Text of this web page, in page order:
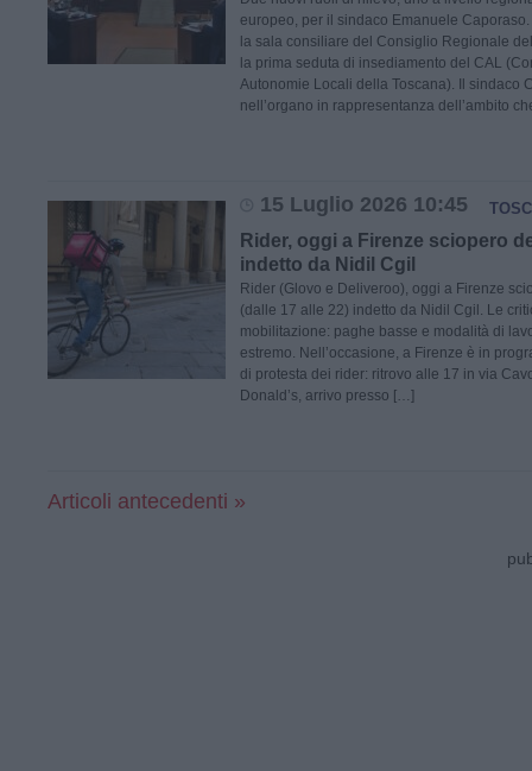
europeo, per il sindaco Emanuele
la sala consiliare del Consiglio Regionale
la prima seduta di insediamento del CAL
Autonomie Locali della Toscana). Il sindaco
nell’organo in rappresentanza dell’ambito
15 Luglio 2026 10:45
Rider, oggi a Firenze sciopero
indetto da Nidil Cgil
Rider (Glovo e Deliveroo), oggi a Firenze
(dalle 17 alle 22) indetto da Nidil Cgil. Le
mobilitazione: paghe basse e modalità di
estremo. Nell’occasione, a Firenze è in
di protesta dei rider: ritrovo alle 17 in via
Donald’s, arrivo presso […]
Articoli antecedenti »